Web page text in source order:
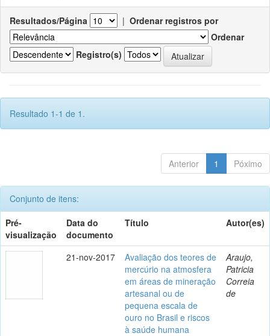
Resultados/Página | Ordenar registros por
Ordenar
Registro(s)
Resultado 1-1 de 1.
Anterior 1 Póximo
Conjunto de itens:
Pré-
visualização
Data do
documento
Título Autor(es)
21-nov-2017
Avaliação dos teores de
mercúrio na atmosfera
em áreas de mineração
artesanal ou de
pequena escala de
ouro no Brasil e riscos
à saúde humana
Araujo,
Patricia
Correia
de